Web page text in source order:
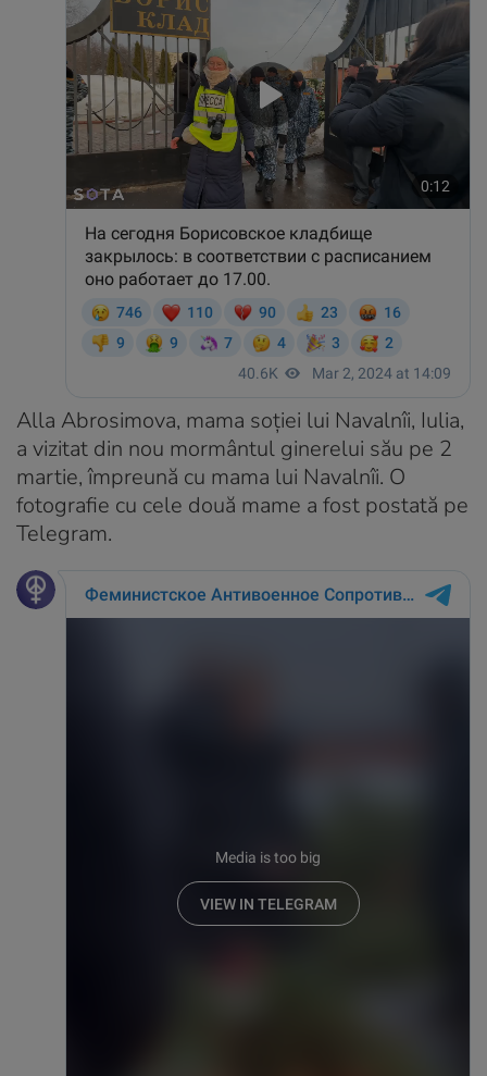
Alla Abrosimova, mama soției lui Navalnîi, Iulia,
a vizitat din nou mormântul ginerelui său pe 2
martie, împreună cu mama lui Navalnîi. O
fotografie cu cele două mame a fost postată pe
Telegram.